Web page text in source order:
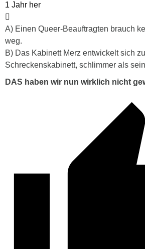
1 Jahr her
A) Einen Queer-Beauftragten brauch
weg.
B) Das Kabinett Merz entwickelt sich
Schreckenskabinett, schlimmer als
DAS haben wir nun wirklich nicht